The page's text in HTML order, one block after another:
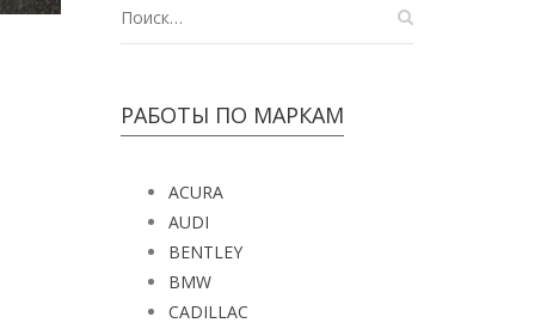
РАБОТЫ ПО МАРКАМ
ACURA
AUDI
BENTLEY
BMW
CADILLAC